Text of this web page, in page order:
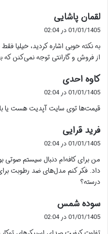
لقمان پاشایی
ف
:
01/01/1405 در 02:04
به نکته خوبی اشاره کردید،
از فروش و گارانتی توجه نمی‌کنن
کاوه احدی
ت
:
01/01/1405 در 02:04
قیمت‌ها توی سایت آپدیت هست یا
فرید قرایی
ت
:
01/01/1405 در 02:04
من برای کافه‌ام دنبال سیستم صوتی
داد. فکر کنم مدل‌های ضد رطوبت
درسته؟
سوده شمس
ف
01/01/1405 در 02:04